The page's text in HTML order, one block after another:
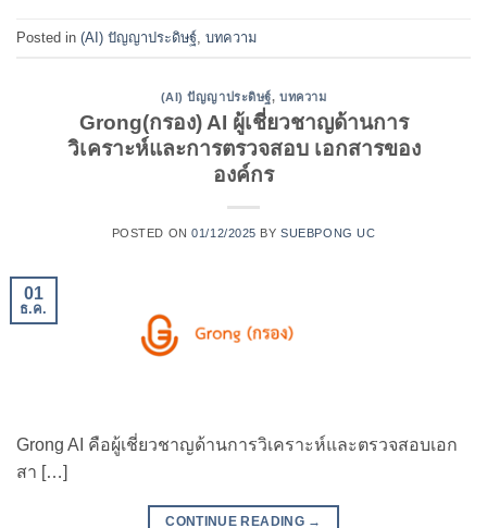
Posted in (AI) ปัญญาประดิษฐ์ บทความ
(AI) ปัญญาประดิษฐ์,บทความ
Grong(กรอง) AI ผู้เชี่ยวชาญด้านการ
วิเคราะห์และการตรวจสอบ เอกสารของ
องค์กร
POSTED ON01/12/2025 BYSUEBPONG UC
01
ธ.ค.
Grong AI คือผู้เชี่ยวชาญด้านการวิเคราะห์และตรวจสอบเอก
สา […]
CONTINUE READING →